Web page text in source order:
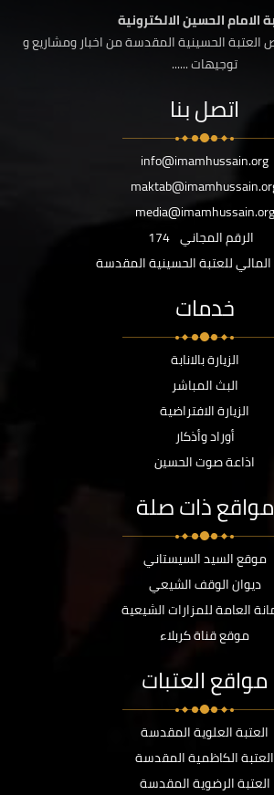
الامام الحسين الالكترونية
العتبة الحسينية المقدسة من اخبار ومشاريع و
توجيهات ......
اتصل بنا
info@imamhussain.org
media@imamhussain.org
الرقم المجاني 174
للعتبة الحسينية المقدسة
خدمات
الزيارة بالانابة
البث المباشر
الزيارة الافتراضية
أوراد وأذكار
اذاعة صوت الحسين
مواقع ذات صلة
موقع السيد السيستاني
ديوان الوقف الشيعي
العامة للمزارات الشيعية
موقع قناة كربلاء
مواقع العتبات
العتبة العلوية المقدسة
العتبة الكاظمية المقدسة
العتبة الرضوية المقدسة